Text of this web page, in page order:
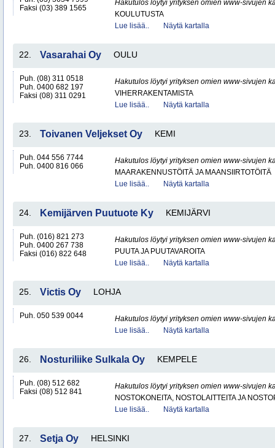
Faksi (03) 389 1565
Hakutulos löytyi yrityksen omien www-sivujen
KOULUTUSTA
Lue lisää..
Näytä kartalla
22. Vasarahai Oy OULU
Puh. (08) 311 0518
Puh. 0400 682 197
Faksi (08) 311 0291
Hakutulos löytyi yrityksen omien www-sivujen
VIHERRAKENTAMISTA
Lue lisää..
Näytä kartalla
23. Toivanen Veljekset Oy KEMI
Puh. 044 556 7744
Puh. 0400 816 066
Hakutulos löytyi yrityksen omien www-sivujen
MAARAKENNUSTÖITÄ JA MAANSIIRTOTÖITÄ
Lue lisää..
Näytä kartalla
24. Kemijärven Puutuote Ky KEMIJÄRVI
Puh. (016) 821 273
Puh. 0400 267 738
Faksi (016) 822 648
Hakutulos löytyi yrityksen omien www-sivujen
PUUTA JA PUUTAVAROITA
Lue lisää..
Näytä kartalla
25. Victis Oy LOHJA
Puh. 050 539 0044
Hakutulos löytyi yrityksen omien www-sivujen
Lue lisää..
Näytä kartalla
26. Nosturiliike Sulkala Oy KEMPELE
Puh. (08) 512 682
Faksi (08) 512 841
Hakutulos löytyi yrityksen omien www-sivujen
NOSTOKONEITA, NOSTOLAITTEITA JA
Lue lisää..
Näytä kartalla
27. Setja Oy HELSINKI